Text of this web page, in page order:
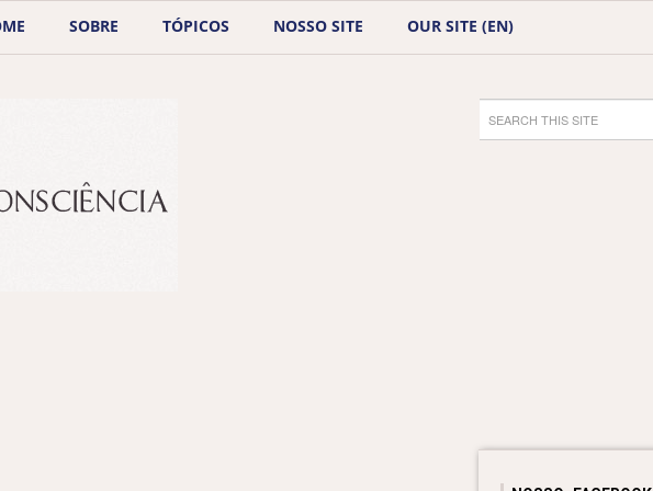
SOBRE TÓPICOS NOSSO SITE OUR SITE (EN)